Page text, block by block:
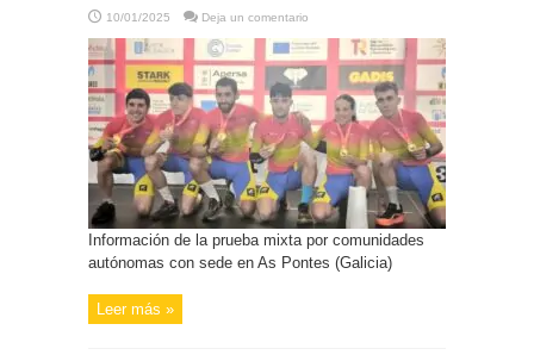
10/01/2025 Deja un comentario
Información de la prueba mixta por comunidades
autónomas con sede en As Pontes (Galicia)
Leer más »